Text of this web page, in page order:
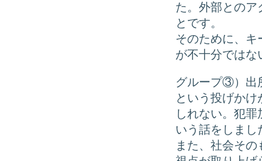
た。外部とのア
とです。
そのために、キ
が不十分ではな
グループ③）出
という投げか
しれない。犯
いう話をしまし
また、社会そ